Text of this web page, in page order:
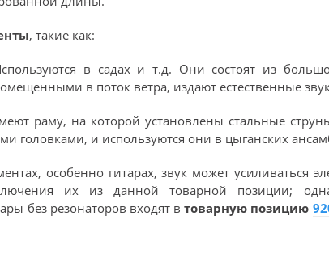
, такие как:
в садах и т.д. Они состоят из
в поток ветра, издают естественные
раму, на которой установлены стальные
головками, и используются они в цыганских
особенно гитарах, звук может усиливаться
их из данной товарной позиции;
без резонаторов входят втоварную позицию